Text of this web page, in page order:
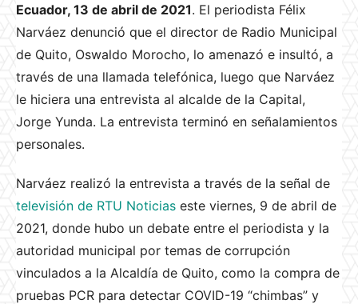
Ecuador, 13 de abril de 2021. El periodista Félix
Narváez denunció que el director de Radio Municipal
de Quito, Oswaldo Morocho, lo amenazó e insultó, a
través de una llamada telefónica, luego que Narváez
le hiciera una entrevista al alcalde de la Capital,
Jorge Yunda. La entrevista terminó en señalamientos
personales.
Narváez realizó la entrevista a través de la señal de
televisión de RTU Noticias este viernes, 9 de abril de
2021, donde hubo un debate entre el periodista y la
autoridad municipal por temas de corrupción
vinculados a la Alcaldía de Quito, como la compra de
pruebas PCR para detectar COVID-19 “chimbas” y